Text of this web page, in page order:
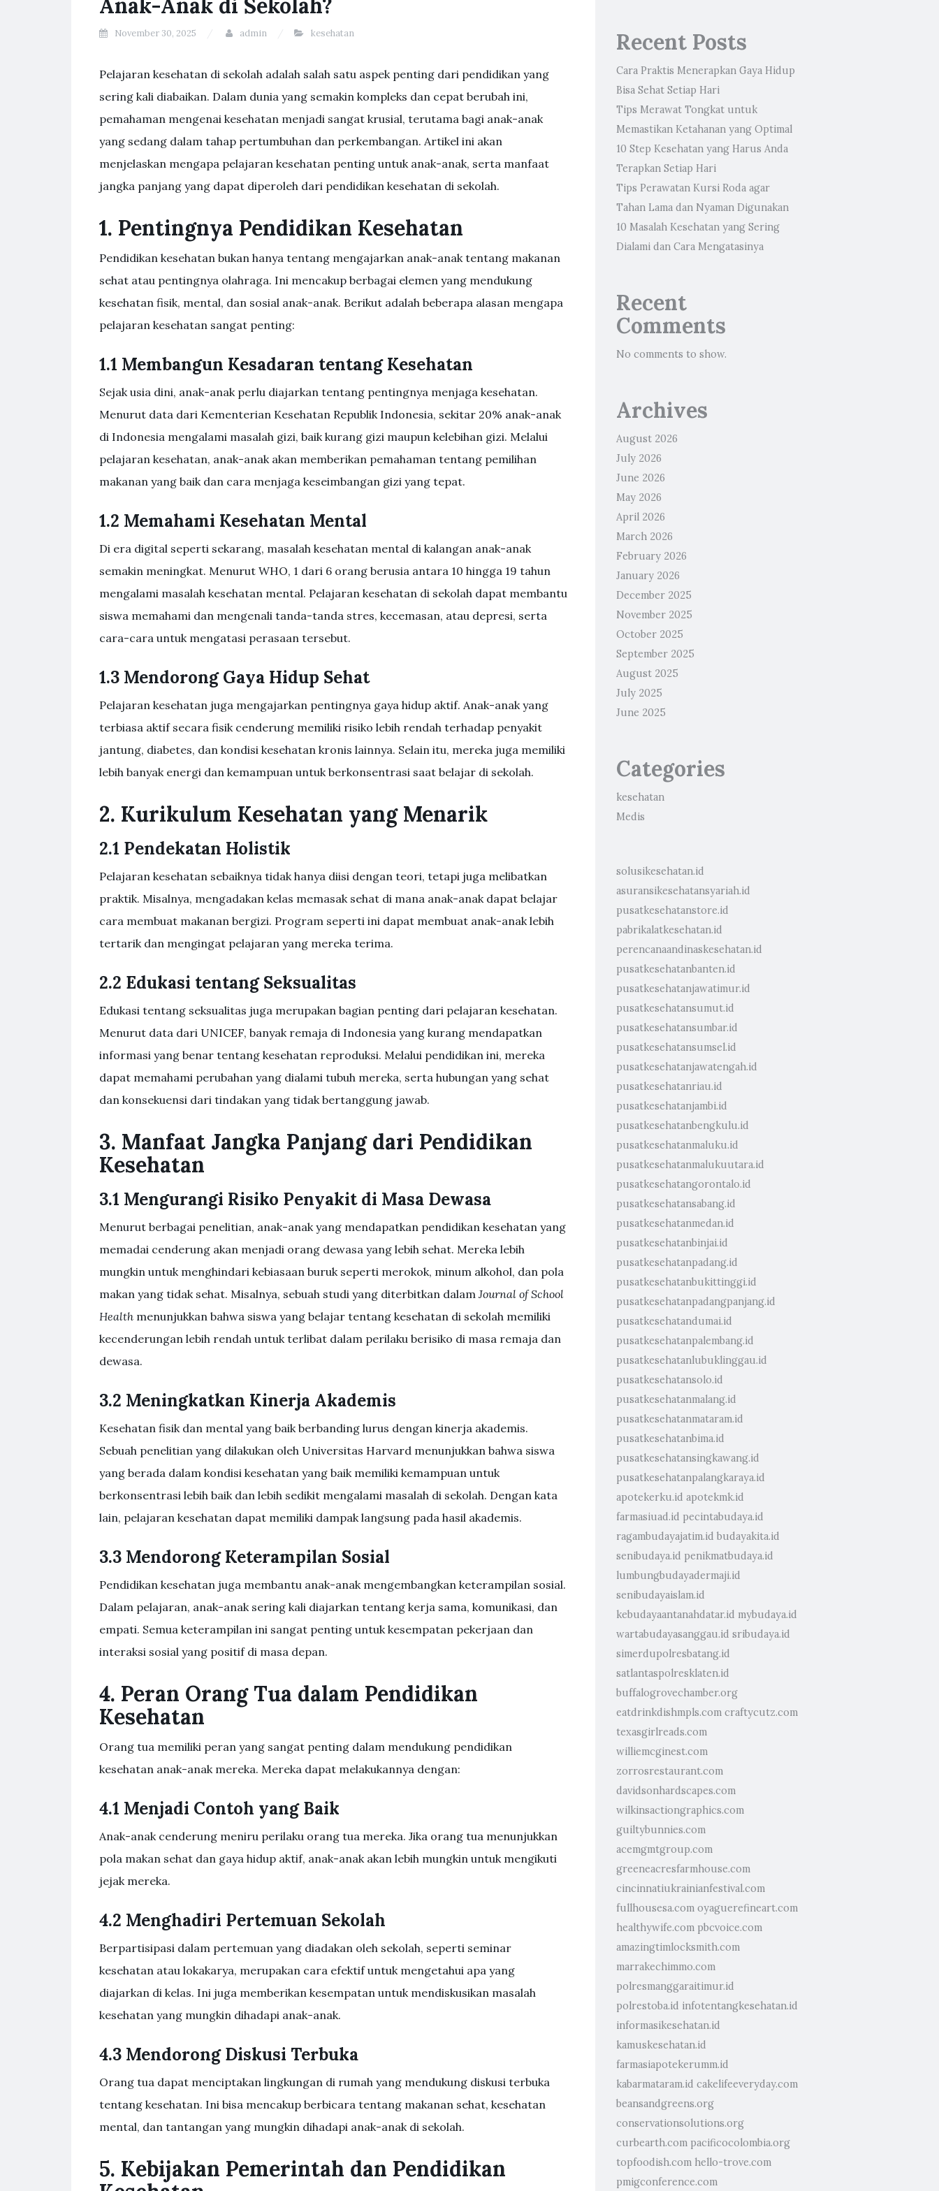
Anak-Anak di Sekolah?
November 30, 2025 admin kesehatan
Pelajaran kesehatan di sekolah adalah salah satu aspek penting dari pendidikan yang
sering kali diabaikan. Dalam dunia yang semakin kompleks dan cepat berubah ini,
pemahaman mengenai kesehatan menjadi sangat krusial, terutama bagi anak-anak
yang sedang dalam tahap pertumbuhan dan perkembangan. Artikel ini akan
menjelaskan mengapa pelajaran kesehatan penting untuk anak-anak, serta manfaat
jangka panjang yang dapat diperoleh dari pendidikan kesehatan di sekolah.
1. Pentingnya Pendidikan Kesehatan
Pendidikan kesehatan bukan hanya tentang mengajarkan anak-anak tentang makanan
sehat atau pentingnya olahraga. Ini mencakup berbagai elemen yang mendukung
kesehatan fisik, mental, dan sosial anak-anak. Berikut adalah beberapa alasan mengapa
pelajaran kesehatan sangat penting:
1.1 Membangun Kesadaran tentang Kesehatan
Sejak usia dini, anak-anak perlu diajarkan tentang pentingnya menjaga kesehatan.
Menurut data dari Kementerian Kesehatan Republik Indonesia, sekitar 20% anak-anak
di Indonesia mengalami masalah gizi, baik kurang gizi maupun kelebihan gizi. Melalui
pelajaran kesehatan, anak-anak akan memberikan pemahaman tentang pemilihan
makanan yang baik dan cara menjaga keseimbangan gizi yang tepat.
1.2 Memahami Kesehatan Mental
Di era digital seperti sekarang, masalah kesehatan mental di kalangan anak-anak
semakin meningkat. Menurut WHO, 1 dari 6 orang berusia antara 10 hingga 19 tahun
mengalami masalah kesehatan mental. Pelajaran kesehatan di sekolah dapat membantu
siswa memahami dan mengenali tanda-tanda stres, kecemasan, atau depresi, serta
cara-cara untuk mengatasi perasaan tersebut.
1.3 Mendorong Gaya Hidup Sehat
Pelajaran kesehatan juga mengajarkan pentingnya gaya hidup aktif. Anak-anak yang
terbiasa aktif secara fisik cenderung memiliki risiko lebih rendah terhadap penyakit
jantung, diabetes, dan kondisi kesehatan kronis lainnya. Selain itu, mereka juga memiliki
lebih banyak energi dan kemampuan untuk berkonsentrasi saat belajar di sekolah.
2. Kurikulum Kesehatan yang Menarik
2.1 Pendekatan Holistik
Pelajaran kesehatan sebaiknya tidak hanya diisi dengan teori, tetapi juga melibatkan
praktik. Misalnya, mengadakan kelas memasak sehat di mana anak-anak dapat belajar
cara membuat makanan bergizi. Program seperti ini dapat membuat anak-anak lebih
tertarik dan mengingat pelajaran yang mereka terima.
2.2 Edukasi tentang Seksualitas
Edukasi tentang seksualitas juga merupakan bagian penting dari pelajaran kesehatan.
Menurut data dari UNICEF, banyak remaja di Indonesia yang kurang mendapatkan
informasi yang benar tentang kesehatan reproduksi. Melalui pendidikan ini, mereka
dapat memahami perubahan yang dialami tubuh mereka, serta hubungan yang sehat
dan konsekuensi dari tindakan yang tidak bertanggung jawab.
3. Manfaat Jangka Panjang dari Pendidikan
Kesehatan
3.1 Mengurangi Risiko Penyakit di Masa Dewasa
Menurut berbagai penelitian, anak-anak yang mendapatkan pendidikan kesehatan yang
memadai cenderung akan menjadi orang dewasa yang lebih sehat. Mereka lebih
mungkin untuk menghindari kebiasaan buruk seperti merokok, minum alkohol, dan pola
makan yang tidak sehat. Misalnya, sebuah studi yang diterbitkan dalam Journal of School
Health menunjukkan bahwa siswa yang belajar tentang kesehatan di sekolah memiliki
kecenderungan lebih rendah untuk terlibat dalam perilaku berisiko di masa remaja dan
dewasa.
3.2 Meningkatkan Kinerja Akademis
Kesehatan fisik dan mental yang baik berbanding lurus dengan kinerja akademis.
Sebuah penelitian yang dilakukan oleh Universitas Harvard menunjukkan bahwa siswa
yang berada dalam kondisi kesehatan yang baik memiliki kemampuan untuk
berkonsentrasi lebih baik dan lebih sedikit mengalami masalah di sekolah. Dengan kata
lain, pelajaran kesehatan dapat memiliki dampak langsung pada hasil akademis.
3.3 Mendorong Keterampilan Sosial
Pendidikan kesehatan juga membantu anak-anak mengembangkan keterampilan sosial.
Dalam pelajaran, anak-anak sering kali diajarkan tentang kerja sama, komunikasi, dan
empati. Semua keterampilan ini sangat penting untuk kesempatan pekerjaan dan
interaksi sosial yang positif di masa depan.
4. Peran Orang Tua dalam Pendidikan
Kesehatan
Orang tua memiliki peran yang sangat penting dalam mendukung pendidikan
kesehatan anak-anak mereka. Mereka dapat melakukannya dengan:
4.1 Menjadi Contoh yang Baik
Anak-anak cenderung meniru perilaku orang tua mereka. Jika orang tua menunjukkan
pola makan sehat dan gaya hidup aktif, anak-anak akan lebih mungkin untuk mengikuti
jejak mereka.
4.2 Menghadiri Pertemuan Sekolah
Berpartisipasi dalam pertemuan yang diadakan oleh sekolah, seperti seminar
kesehatan atau lokakarya, merupakan cara efektif untuk mengetahui apa yang
diajarkan di kelas. Ini juga memberikan kesempatan untuk mendiskusikan masalah
kesehatan yang mungkin dihadapi anak-anak.
4.3 Mendorong Diskusi Terbuka
Orang tua dapat menciptakan lingkungan di rumah yang mendukung diskusi terbuka
tentang kesehatan. Ini bisa mencakup berbicara tentang makanan sehat, kesehatan
mental, dan tantangan yang mungkin dihadapi anak-anak di sekolah.
5. Kebijakan Pemerintah dan Pendidikan
Recent Posts
Cara Praktis Menerapkan Gaya Hidup
Bisa Sehat Setiap Hari
Tips Merawat Tongkat untuk
Memastikan Ketahanan yang Optimal
10 Step Kesehatan yang Harus Anda
Terapkan Setiap Hari
Tips Perawatan Kursi Roda agar
Tahan Lama dan Nyaman Digunakan
10 Masalah Kesehatan yang Sering
Dialami dan Cara Mengatasinya
Recent
Comments
No comments to show.
Archives
August 2026
July 2026
June 2026
May 2026
April 2026
March 2026
February 2026
January 2026
December 2025
November 2025
October 2025
September 2025
August 2025
July 2025
June 2025
Categories
kesehatan
Medis
solusikesehatan.id
asuransikesehatansyariah.id
pusatkesehatanstore.id
pabrikalatkesehatan.id
perencanaandinaskesehatan.id
pusatkesehatanbanten.id
pusatkesehatanjawatimur.id
pusatkesehatansumut.id
pusatkesehatansumbar.id
pusatkesehatansumsel.id
pusatkesehatanjawatengah.id
pusatkesehatanriau.id
pusatkesehatanjambi.id
pusatkesehatanbengkulu.id
pusatkesehatanmaluku.id
pusatkesehatanmalukuutara.id
pusatkesehatangorontalo.id
pusatkesehatansabang.id
pusatkesehatanmedan.id
pusatkesehatanbinjai.id
pusatkesehatanpadang.id
pusatkesehatanbukittinggi.id
pusatkesehatanpadangpanjang.id
pusatkesehatandumai.id
pusatkesehatanpalembang.id
pusatkesehatanlubuklinggau.id
pusatkesehatansolo.id
pusatkesehatanmalang.id
pusatkesehatanmataram.id
pusatkesehatanbima.id
pusatkesehatansingkawang.id
pusatkesehatanpalangkaraya.id
apotekerku.id apotekmk.id
farmasiuad.id pecintabudaya.id
ragambudayajatim.id budayakita.id
senibudaya.id penikmatbudaya.id
lumbungbudayadermaji.id
senibudayaislam.id
kebudayaantanahdatar.id mybudaya.id
wartabudayasanggau.id sribudaya.id
simerdupolresbatang.id
satlantaspolresklaten.id
buffalogrovechamber.org
eatdrinkdishmpls.com craftycutz.com
texasgirlreads.com
williemcginest.com
zorrosrestaurant.com
davidsonhardscapes.com
wilkinsactiongraphics.com
guiltybunnies.com
acemgmtgroup.com
greeneacresfarmhouse.com
cincinnatiukrainianfestival.com
fullhousesa.com oyaguerefineart.com
healthywife.com pbcvoice.com
amazingtimlocksmith.com
marrakechimmo.com
polresmanggaraitimur.id
polrestoba.id infotentangkesehatan.id
informasikesehatan.id
kamuskesehatan.id
farmasiapotekerumm.id
kabarmataram.id cakelifeeveryday.com
beansandgreens.org
conservationsolutions.org
curbearth.com pacificocolombia.org
topfoodish.com hello-trove.com
pmigconference.com